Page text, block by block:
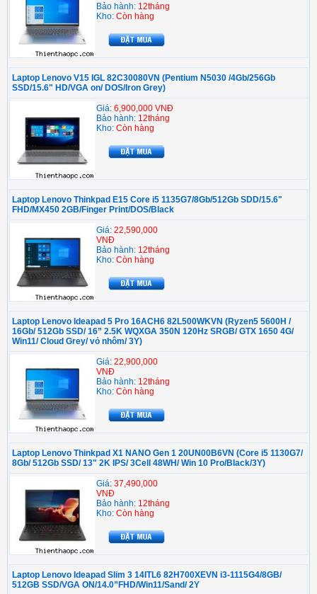
Bảo hành: 12tháng
Kho: Còn hàng
Laptop Lenovo V15 IGL 82C30080VN (Pentium N5030 /4Gb/256Gb
SSD/15.6" HD/VGA on/ DOS/Iron Grey)
Giá: 6,900,000 VNĐ
Bảo hành: 12tháng
Kho: Còn hàng
Laptop Lenovo Thinkpad E15 Core i5 1135G7/8Gb/512Gb SDD/15.6"
FHD/MX450 2GB/Finger Print/DOS/Black
Giá: 22,590,000
VNĐ
Bảo hành: 12tháng
Kho: Còn hàng
Laptop Lenovo Ideapad 5 Pro 16ACH6 82L500WKVN (Ryzen5 5600H /
16Gb/ 512Gb SSD/ 16” 2.5K WQXGA 350N 120Hz SRGB/ GTX 1650 4G/
Win11/ Cloud Grey/ vỏ nhôm/ 3Y)
Giá: 22,900,000
VNĐ
Bảo hành: 12tháng
Kho: Còn hàng
Laptop Lenovo Thinkpad X1 NANO Gen 1 20UN00B6VN (Core i5 1130G7/
8Gb/ 512Gb SSD/ 13" 2K IPS/ 3Cell 48WH/ Win 10 Pro/Black/3Y)
Giá: 37,490,000
VNĐ
Bảo hành: 12tháng
Kho: Còn hàng
Laptop Lenovo Ideapad Slim 3 14ITL6 82H700XEVN i3-1115G4/8GB/
512GB SSD/VGA ON/14.0”FHD/Win11/Sand/ 2Y